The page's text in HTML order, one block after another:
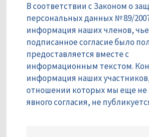
В соответствии с Законом о
персональных данных № 89/
информация наших членов, чье
подписанное согласие было
предоставляется вместе с
информационным текстом.
информация наших
отношении которых мы еще не
явного согласия, не